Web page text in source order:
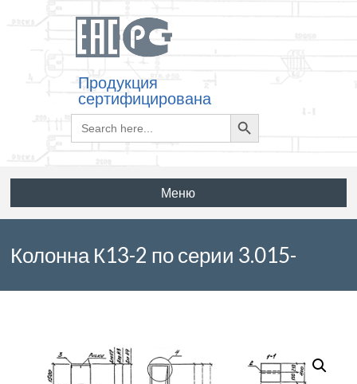
Продукция
сертифицирована
Search
for:
Search
Button
Меню
Колонна К13-2 по серии 3.015-